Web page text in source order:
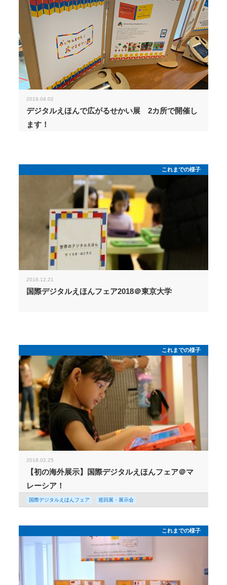
2019.04.02
デジタルえほんで広がるせかい展 2カ所で開催し
ます！
これまでの様子
2018.12.21
国際デジタルえほんフェア2018＠東京大学
これまでの様子
2018.02.25
【初の海外展示】国際デジタルえほんフェア＠マ
レーシア！
国際デジタルえほんフェア 巡回展・展示会
これまでの様子